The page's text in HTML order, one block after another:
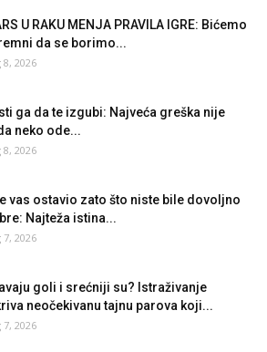
U RAKU MENJA PRAVILA IGRE: Bićemo
da se borimo...
8, 2026
ga da te izgubi: Najveća greška nije
neko ode...
8, 2026
vas ostavio zato što niste bile dovoljno
Najteža istina...
7, 2026
goli i srećniji su? Istraživanje
neočekivanu tajnu parova koji...
7, 2026